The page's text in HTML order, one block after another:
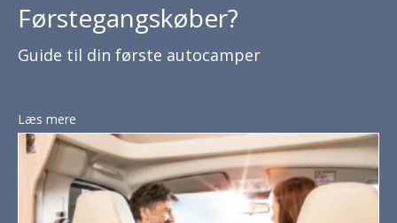
Førstegangskøber?
Guide til din første autocamper
Læs mere